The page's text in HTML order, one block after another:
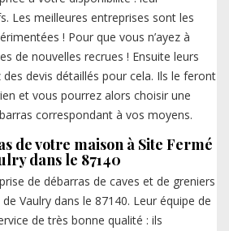
Les meilleures entreprises sont les
! Pour que vous n’ayez à
de nouvelles recrues ! Ensuite leurs
devis détaillés pour cela. Ils le feront
et vous pourrez alors choisir une
correspondant à vos moyens.
de votre maison à Site Fermé
dans le 87140
de débarras de caves et de greniers
Vaulry dans le 87140. Leur équipe de
de très bonne qualité : ils